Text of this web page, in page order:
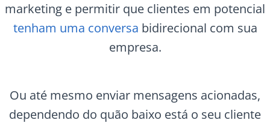
marketing e permitir que clientes em potencial
tenham uma conversa bidirecional com sua
empresa.
Ou até mesmo enviar mensagens acionadas,
dependendo do quão baixo está o seu cliente